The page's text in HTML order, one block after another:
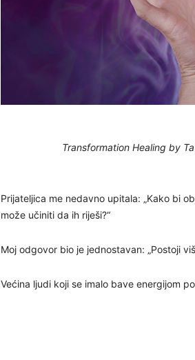
Transformation Healing by
Prijateljica me nedavno upitala: „Kako bi
može učiniti da ih riješi?“
Moj odgovor bio je jednostavan: „Postoji
Većina ljudi koji se imalo bave energijom